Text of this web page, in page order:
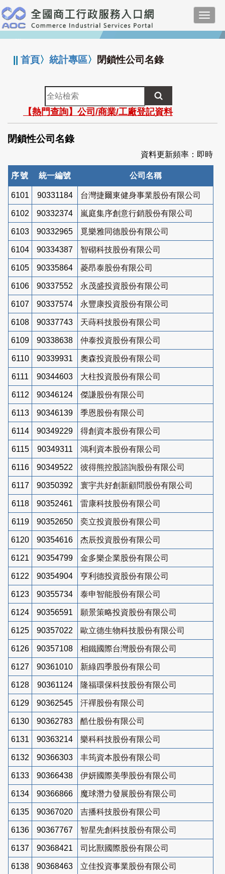
跳
到
主
要
:::
||首頁〉統計專區〉 閉鎖性公司名錄
全
站
檢
索
【熱門查詢】公司/商業/工廠登記資料
閉鎖性公司名錄
資料更新頻率：即時
序號 統一編號 公司名稱
6101 90331184 台灣捷爾東健身事業股份有限公司
6102 90332374 嵐庭集序創意行銷股份有限公司
6103 90332965 覓樂雅同德股份有限公司
6104 90334387 智砌科技股份有限公司
6105 90335864 菱昂泰股份有限公司
6106 90337552 永茂盛投資股份有限公司
6107 90337574 永豐康投資股份有限公司
6108 90337743 天蒔科技股份有限公司
6109 90338638 仲泰投資股份有限公司
6110 90339931 奧森投資股份有限公司
6111 90344603 大柱投資股份有限公司
6112 90346124 傑謙股份有限公司
6113 90346139 季恩股份有限公司
6114 90349229 得創資本股份有限公司
6115 90349311 鴻利資本股份有限公司
6116 90349522 彼得熊控股諮詢股份有限公司
6117 90350392 寰宇共好創新顧問股份有限公司
6118 90352461 雷康科技股份有限公司
6119 90352650 奕立投資股份有限公司
6120 90354616 杰辰投資股份有限公司
6121 90354799 金多樂企業股份有限公司
6122 90354904 亨利德投資股份有限公司
6123 90355734 泰申智能股份有限公司
6124 90356591 願景策略投資股份有限公司
6125 90357022 歐立德生物科技股份有限公司
6126 90357108 相鐵國際台灣股份有限公司
6127 90361010 新綠四季股份有限公司
6128 90361124 隆福環保科技股份有限公司
6129 90362545 汗禪股份有限公司
6130 90362783 酷仕股份有限公司
6131 90363214 樂科科技股份有限公司
6132 90366303 丰筠資本股份有限公司
6133 90366438 伊妍國際美學股份有限公司
6134 90366866 魔球潛力發展股份有限公司
6135 90367020 吉播科技股份有限公司
6136 90367767 智星先創科技股份有限公司
6137 90368421 司比獸國際股份有限公司
6138 90368463 立佳投資事業股份有限公司